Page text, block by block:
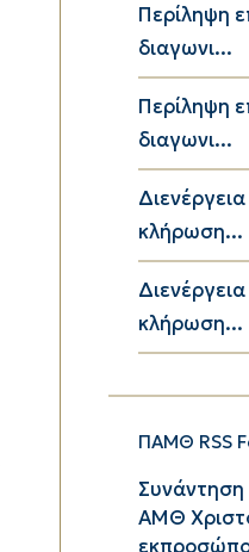
Περίληψη
διαγωνι...
Περίληψη
διαγωνι...
κλήρωση...
κλήρωση...
ΠΑΜΘ RSS
Συνάντηση
ΑΜΘ